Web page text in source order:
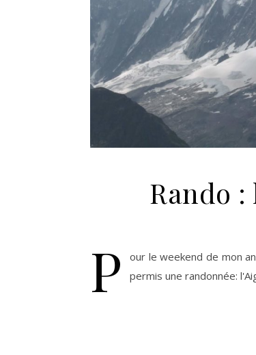
Rando :
P
our le weekend de mon
permis une randonnée: